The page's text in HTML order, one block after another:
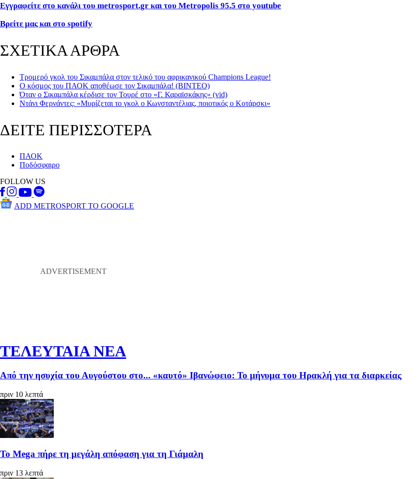
Εγγραφείτε στο κανάλι του metrosport.gr και του Metropolis 95.5 στο youtube
Βρείτε μας και στο spotify
ΣΧΕΤΙΚΑ ΑΡΘΡΑ
Τρομερό γκολ του Σικαμπάλα στον τελικό του αφρικανικού Champions League!
Ο κόσμος του ΠΑΟΚ αποθέωσε τον Σικαμπάλα! (ΒΙΝΤΕΟ)
Όταν ο Σικαμπάλα κέρδισε τον Τουρέ στο «Γ. Καραϊσκάκης» (vid)
Ντάνι Φερνάντες: «Μυρίζεται το γκολ ο Κωνσταντέλιας, ποιοτικός ο Κοτάρσκι»
ΔΕΙΤΕ ΠΕΡΙΣΣΟΤΕΡΑ
ΠΑΟΚ
Ποδόσφαιρο
FOLLOW US
ADD METROSPORT TO GOOGLE
ΤΕΛΕΥΤΑΙΑ ΝΕΑ
Από την ησυχία του Αυγούστου στο... «καυτό» Ιβανώφειο: Το μήνυμα του Ηρακλή για τα διαρκείας
πριν 10 λεπτά
Το Mega πήρε τη μεγάλη απόφαση για τη Γιάμαλη
πριν 13 λεπτά